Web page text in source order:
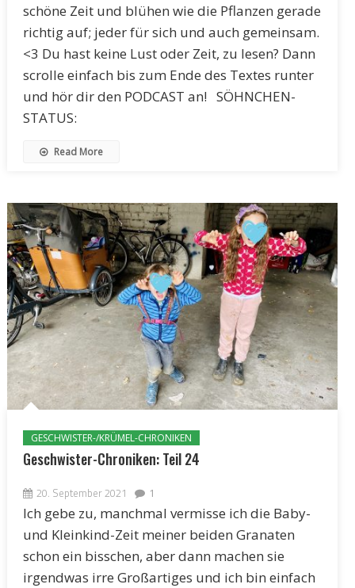
schöne Zeit und blühen wie die Pflanzen gerade
richtig auf; jeder für sich und auch gemeinsam.
<3 Du hast keine Lust oder Zeit, zu lesen? Dann
scrolle einfach bis zum Ende des Textes runter
und hör dir den PODCAST an! SÖHNCHEN-
STATUS:
Read More
GESCHWISTER-/KRÜMEL-CHRONIKEN
Geschwister-Chroniken: Teil 24
20. September 2021 1
Ich gebe zu, manchmal vermisse ich die Baby-
und Kleinkind-Zeit meiner beiden Granaten
schon ein bisschen, aber dann machen sie
irgendwas irre Großartiges und ich bin einfach